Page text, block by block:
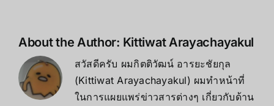
About the Author: Kittiwat Arayachayakul
สวัสดีครับ ผมกิตติวัฒน์ อารยะชัยกุล
(Kittiwat Arayachayakul) ผมทำหน้าที่
ในการแผยแพร่ข่าวสารต่างๆ เกี่ยวกับด้าน